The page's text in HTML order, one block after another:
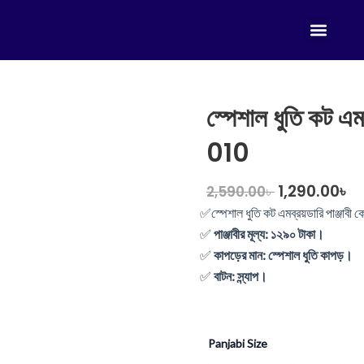
Menu
স্পেশাল ধুতি কট
010
2,590.00৳ Original
price
was:
2,590.00৳ .
1,290.00৳
✅স্পেশাল ধুতি কট এমব্রয়ডারি
✅ পাঞ্জাবীরমূল্য: ১২৯০টাকা।
✅ কাপড়ের মান: স্পেশাল ধুতি কাপড়।
✅ বাটন: স্ন্যাপ।
Panjabi Size
ধুতি